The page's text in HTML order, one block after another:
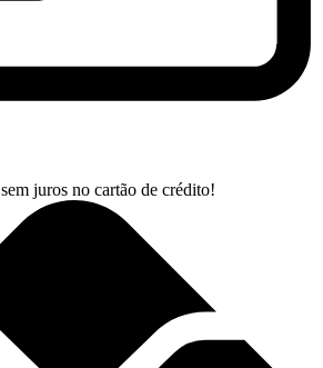
sem juros no cartão de crédito!